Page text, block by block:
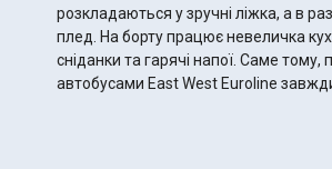
розкладаються у зручні ліжка, а в
плед. На борту працює невеличка
сніданки та гарячі напої. Саме
автобусами East West Euroline